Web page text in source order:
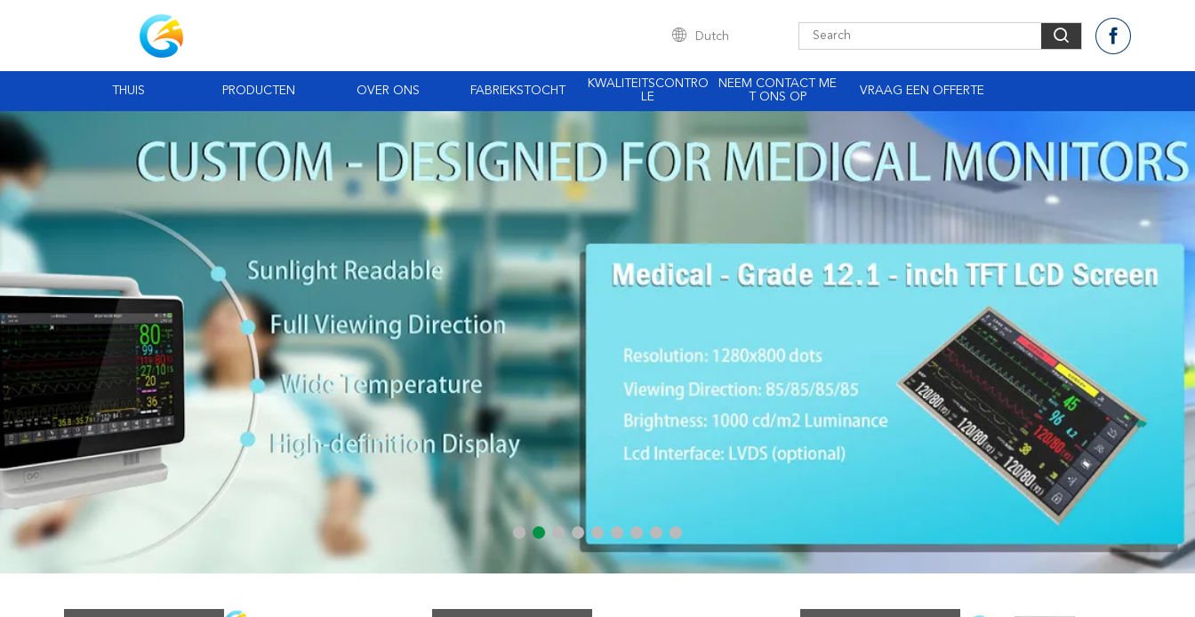
Dutch
THUIS PRODUCTEN OVER ONS FABRIEKSTOCHT
KWALITEITSCONTRO
LE
NEEM CONTACT ME
T ONS OP
VRAAG EEN OFFERTE